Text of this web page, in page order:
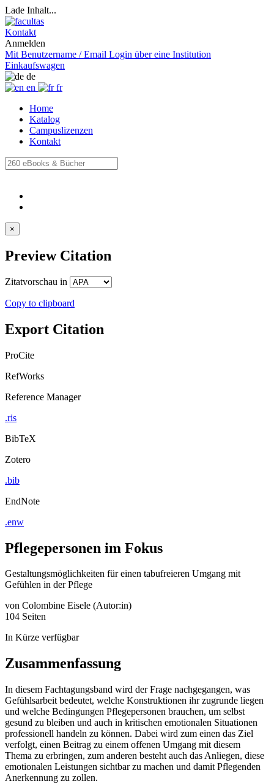
Lade Inhalt...
Kontakt
Anmelden
Mit Benutzername / Email Login über eine Institution
Einkaufswagen
de
en
fr
Home
Katalog
Campuslizenzen
Kontakt
×
Preview Citation
Zitatvorschau in
Copy to clipboard
Export Citation
ProCite
RefWorks
Reference Manager
.ris
BibTeX
Zotero
.bib
EndNote
.enw
Pflegepersonen im Fokus
Gestaltungsmöglichkeiten für einen tabufreieren Umgang mit
Gefühlen in der Pflege
von Colombine Eisele (Autor:in)
104 Seiten
In Kürze verfügbar
Zusammenfassung
In diesem Fachtagungsband wird der Frage nachgegangen, was
Gefühlsarbeit bedeutet, welche Konstruktionen ihr zugrunde liegen
und welche Bedingungen Pflegepersonen brauchen, um selbst
gesund zu bleiben und auch in kritischen emotionalen Situationen
professionell handeln zu können. Dabei wird zum einen das Ziel
verfolgt, einen Beitrag zu einem offenen Umgang mit diesem
Thema zu erbringen, zum anderen besteht auch das Anliegen, diese
emotionalen Leistungen sichtbar zu machen und damit Pflegenden
Anerkennung zu zollen.